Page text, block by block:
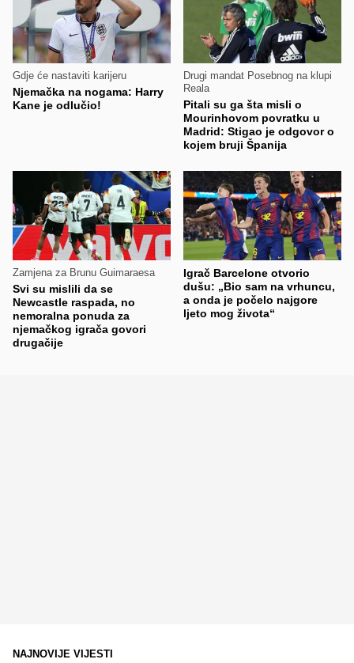
Gdje će nastaviti karijeru
Njemačka na nogama: Harry
Kane je odlučio!
Drugi mandat Posebnog na klupi
Reala
Pitali su ga šta misli o
Mourinhovom povratku u
Madrid: Stigao je odgovor o
kojem bruji Španija
Zamjena za Brunu Guimaraesa
Svi su mislili da se
Newcastle raspada, no
nemoralna ponuda za
njemačkog igrača govori
drugačije
Igrač Barcelone otvorio
dušu: „Bio sam na vrhuncu,
a onda je počelo najgore
ljeto mog života“
NAJNOVIJE VIJESTI